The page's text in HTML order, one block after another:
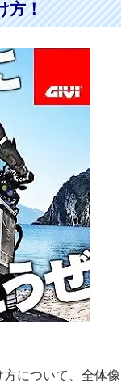
方！
について、全体像